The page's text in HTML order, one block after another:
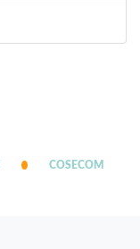
COSECOM